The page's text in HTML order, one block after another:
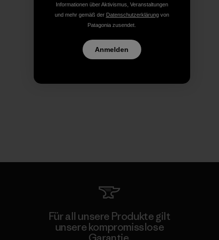
Für all unsere Produkte gilt
unsere kompromisslose
Informationen über Aktivismus, Veranstaltungen
und mehr gemäß der Datenschutzerklärungvon
Patagonia zusendet.
Anmelden